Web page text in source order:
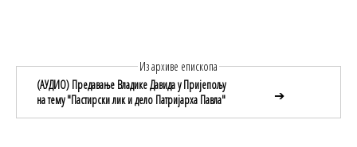
Из архиве епископа
(АУДИО) Предавање Владике Давида у Пријепољу
на тему "Пастирски лик и дело Патријарха Павла"
➔